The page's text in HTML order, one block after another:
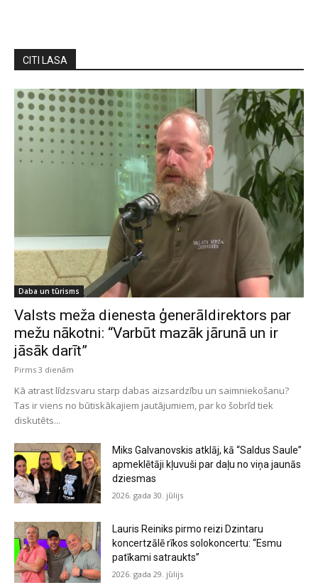
CITI LASA
Daba un tūrisms
Valsts meža dienesta ģenerāldirektors par
mežu nākotni: “Varbūt mazāk jārunā un ir
jāsāk darīt”
Pirms 3 dienām
Kā atrast līdzsvaru starp dabas aizsardzību un saimniekošanu?
Tas ir viens no būtiskākajiem jautājumiem, par ko šobrīd tiek
diskutēts...
Miks Galvanovskis atklāj, kā “Saldus Saule”
apmeklētāji kļuvuši par daļu no viņa jaunās
dziesmas
2026. gada 30. jūlijs
Lauris Reiniks pirmo reizi Dzintaru
koncertzālē rīkos solokoncertu: “Esmu
patīkami satraukts”
2026. gada 29. jūlijs